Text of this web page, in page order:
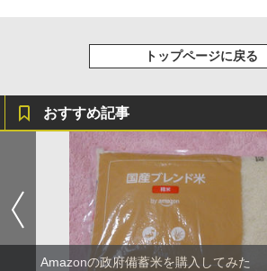
トップページに戻る
おすすめ記事
Amazonの政府備蓄米を購入してみた